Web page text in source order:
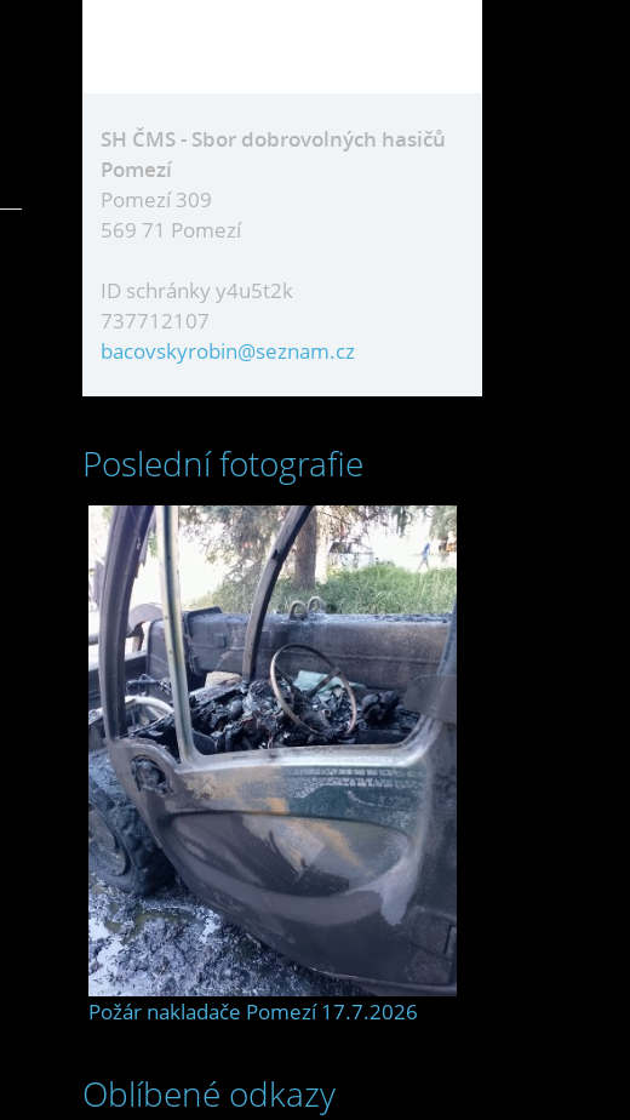
SH ČMS - Sbor dobrovolných hasičů
Pomezí
Pomezí 309
569 71 Pomezí
ID schránky y4u5t2k
737712107
bacovskyrobin@seznam.cz
Poslední fotografie
Požár nakladače Pomezí 17.7.2026
Oblíbené odkazy